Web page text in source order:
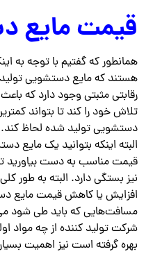
قیمت مایع
همانطور که گفتیم با توجه به
هستند که مایع دستشویی
رقابتی مثبتی وجود دارد که
تلاش خود را کند تا بتواند
دستشویی تولید شده لحاظ کند‌.
البته اینکه بتوانید یک مایع
قیمت مناسب به دست بیاورید
نیز بستگی دارد. البته به طور
افزایش یا کاهش قیمت مایع
مسافت‌هایی که باید طی شود
شرکت تولید کننده از چه مواد
بهره گرفته است نیز اهمیت